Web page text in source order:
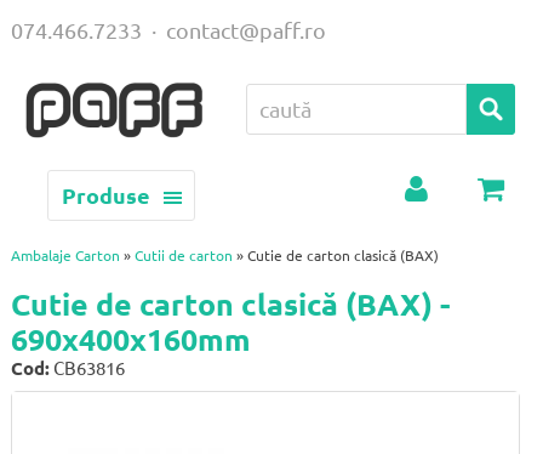
Produse
074.466.7233 · contact@paff.ro
Ambalaje Carton » Cutii de carton » Cutie de carton clasică (BAX)
Cutie de carton clasică (BAX) -
690x400x160mm
Cod: CB63816